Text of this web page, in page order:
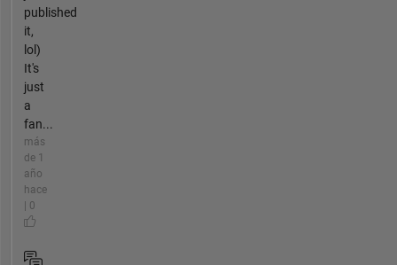
published
it,
lol)
It's
just
a
fan...
más
de 1
año
hace
| 0